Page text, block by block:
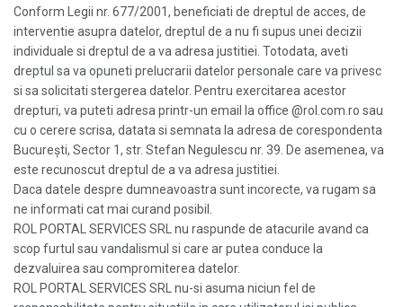
Conform Legii nr. 677/2001, beneficiati de dreptul de acces, de
interventie asupra datelor, dreptul de a nu fi supus unei decizii
individuale si dreptul de a va adresa justitiei. Totodata, aveti
dreptul sa va opuneti prelucrarii datelor personale care va privesc
si sa solicitati stergerea datelor. Pentru exercitarea acestor
drepturi, va puteti adresa printr-un email la office @rol.com.ro sau
cu o cerere scrisa, datata si semnata la adresa de corespondenta
Bucureşti, Sector 1, str. Stefan Negulescu nr. 39. De asemenea, va
este recunoscut dreptul de a va adresa justitiei.
Daca datele despre dumneavoastra sunt incorecte, va rugam sa
ne informati cat mai curand posibil.
ROL PORTAL SERVICES SRL nu raspunde de atacurile avand ca
scop furtul sau vandalismul si care ar putea conduce la
dezvaluirea sau compromiterea datelor.
ROL PORTAL SERVICES SRL nu-si asuma niciun fel de